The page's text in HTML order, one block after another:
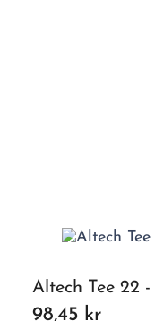
Altech Tee 22 -
98,45 kr